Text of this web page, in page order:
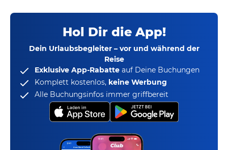
Hol Dir die App!
Dein Urlaubsbegleiter – vor und während der
Reise
Exklusive App-Rabatte auf Deine Buchungen
Komplett kostenlos, keine Werbung
Alle Buchungsinfos immer griffbereit